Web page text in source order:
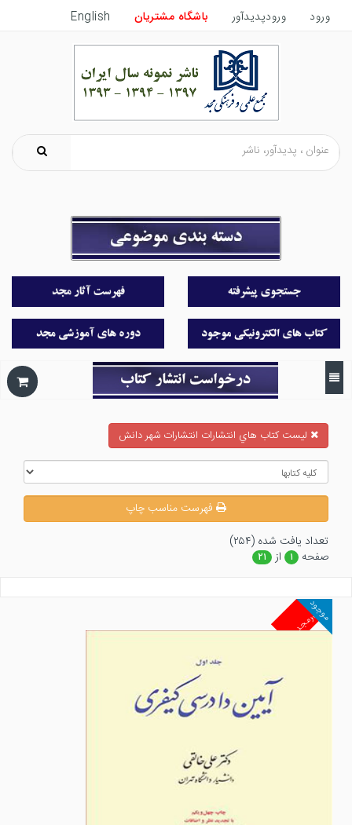
ورود ورودپدیدآور باشگاه مشتریان English
ليست كتاب هاي انتشارات انتشارات شهر دانش
فهرست مناسب چاپ
تعداد يافت شده (۲۵۴)
صفحه
۱ از ۲۱
غیرمجد
موجود